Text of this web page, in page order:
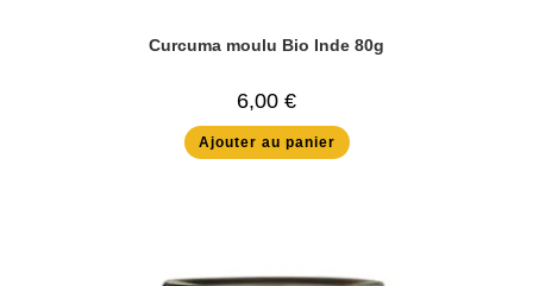
Curcuma moulu Bio Inde 80g
6,00 €
Ajouter au panier